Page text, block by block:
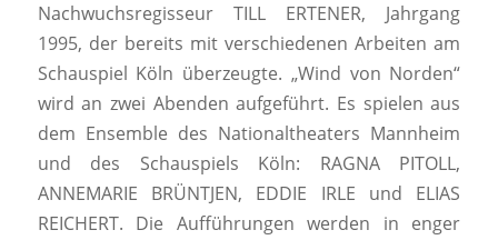
Nachwuchsregisseur TILL ERTENER, Jahrgang
1995, der bereits mit verschiedenen Arbeiten am
Schauspiel Köln überzeugte. „Wind von Norden“
wird an zwei Abenden aufgeführt. Es spielen aus
dem Ensemble des Nationaltheaters Mannheim
und des Schauspiels Köln: RAGNA PITOLL,
ANNEMARIE BRÜNTJEN, EDDIE IRLE und ELIAS
REICHERT. Die Aufführungen werden in enger